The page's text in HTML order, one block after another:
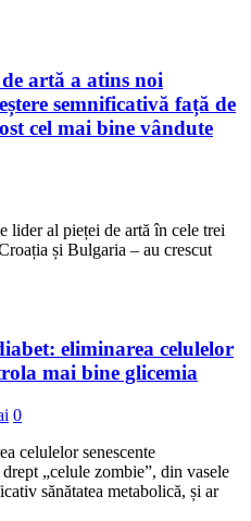
artă a atins noi
semnificativă față de
cel mai bine vândute
lider al pieței de artă în cele trei
și Bulgaria – au crescut
eliminarea celulelor
mai bine glicemia
0
celulelor senescente
„celule zombie”, din vasele
sănătatea metabolică, și ar